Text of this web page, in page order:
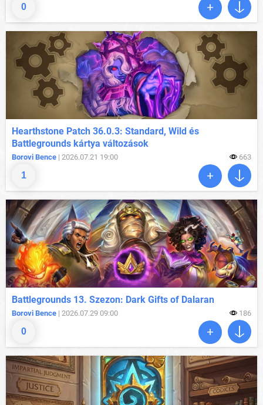
0
1
Hearthstone Patch 36.0.3: Standard, Wild és
Battlegrounds kártya változások
Borovi Bence | 2026.07.21 19:00 663
0
Battlegrounds 13. Szezon: Dark Gifts of Dalaran
Borovi Bence | 2026.07.29 09:00 186